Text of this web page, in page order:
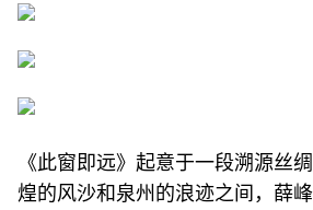
《此窗即远》起意于一段溯源丝
煌的风沙和泉州的浪迹之间，薛